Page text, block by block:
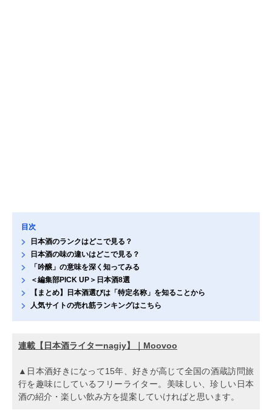
目次
日本酒のランクはどこで見る？
日本酒の味の違いはどこで見る？
「吟醸」の意味を深く知ってみる
＜編集部PICK UP＞日本酒8選
【まとめ】日本酒選びは「特定名称」を知ることから
人気サイトの売れ筋ランキングはこちら
連載【日本酒ライターnagiy】｜Moovoo
▲日本酒好きになって15年、好きが高じて全国の酒蔵訪問旅
行を趣味にしているフリーライター。美味しい、珍しい日本
酒の紹介・楽しい飲み方を提案していければと思います。